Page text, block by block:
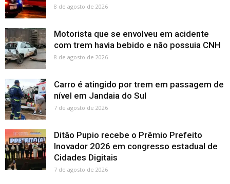
8 de agosto de 2026
Motorista que se envolveu em acidente
com trem havia bebido e não possuia CNH
8 de agosto de 2026
Carro é atingido por trem em passagem de
nível em Jandaia do Sul
7 de agosto de 2026
Ditão Pupio recebe o Prêmio Prefeito
Inovador 2026 em congresso estadual de
Cidades Digitais
7 de agosto de 2026